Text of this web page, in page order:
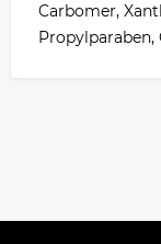
Carbomer,
Propylparaben,